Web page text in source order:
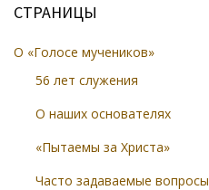
СТРАНИЦЫ
О «Голосе мучеников»
56 лет служения
О наших основателях
«Пытаемы за Христа»
Часто задаваемые вопросы